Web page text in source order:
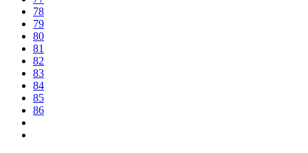
78
79
80
81
82
83
84
85
86